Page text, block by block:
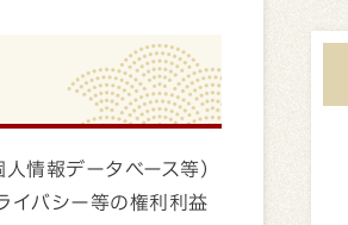
情報データベース等）
イバシー等の権利利益